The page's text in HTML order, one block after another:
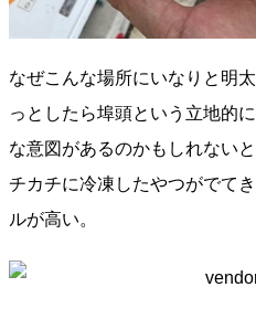
なぜこんな場所にいなりと明
っとしたら埠頭という立地的
な意図があるのかもしれない
チカチに冷凍したやつがでて
ルが高い。